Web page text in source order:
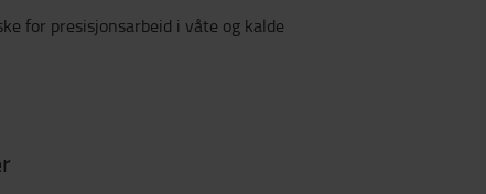
for presisjonsarbeid i våte og kalde